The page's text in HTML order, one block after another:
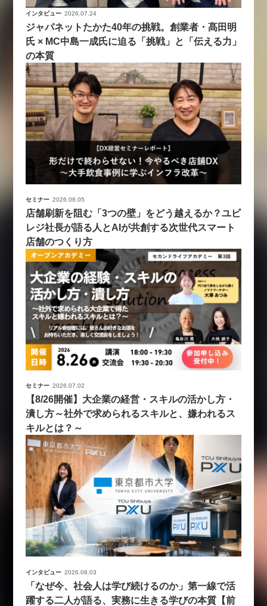
インタビュー 2026.07.24
ジャパネットたかた40年の挑戦。創業者・髙田明
氏 × MC中島一成氏に迫る「挑戦」と「伝える力」
の本質
セミナー 2026.08.05
店舗刷新を阻む「3つの壁」をどう越えるか？ユビ
レジ社長が語る人とAIが共創する次世代スマート
店舗のつくり方
セミナー 2026.07.02
【8/26開催】大企業の経営・スキルの活かし方・
潰し方～社外で求められるスキルと、嫌われるス
キルとは？～
インタビュー 2026.08.03
「なぜ今、社会人は学び続けるのか」第一線で活
躍する二人が語る、実務に生きる学びの本質【前